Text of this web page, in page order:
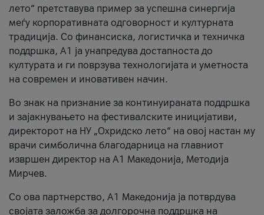
лето“ претставува пример за успешна синергија
меѓу корпоративната одговорност и културната
традиција. Со финансиска, логистичка и техничка
поддршка, A1 ја унапредува достапноста до
културата и ги поврзува технологијата и уметноста
на современ и иновативен начин.
Во знак на признание за континуираната поддршка
и зајакнувањето на фестивалските иницијативи,
директорот на НУ „Охридско лето“ на овој настан му
врачи симболична благодарница на главниот
извршен директор на A1 Македонија, Методија
Мирчев.
Со ова партнерство, A1 Македонија ја потврдува
својата заложба за долгорочна поддршка на